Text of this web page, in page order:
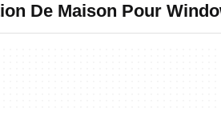
De Maison Pour